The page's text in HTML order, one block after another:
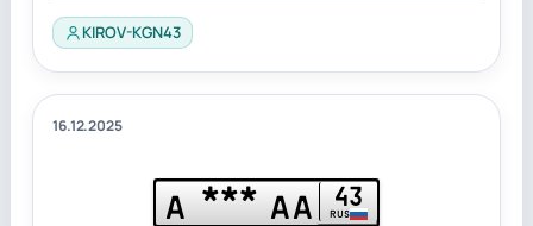
KIROV-KGN43
16.12.2025
А *** АА 43
RUS